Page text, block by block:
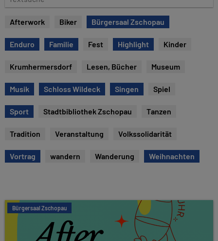
e
s
u
e
Afterwork Biker Bürgersaal Zschopau
Enduro Familie Fest Highlight Kinder
Krumhermersdorf Lesen, Bücher Museum
Musik Schloss Wildeck Singen Spiel
Sport Stadtbibliothek Zschopau Tanzen
Tradition Veranstaltung Volkssolidarität
Vortrag wandern Wanderung Weihnachten
Bürgersaal Zschopau